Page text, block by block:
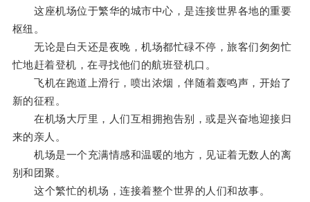
这座机场位于繁华的城市中心，是连接世界各地的重要
枢纽。
无论是白天还是夜晚，机场都忙碌不停，旅客们匆匆忙
忙地赶着登机，在寻找他们的航班登机口。
飞机在跑道上滑行，喷出浓烟，伴随着轰鸣声，开始了
新的征程。
在机场大厅里，人们互相拥抱告别，或是兴奋地迎接归
来的亲人。
机场是一个充满情感和温暖的地方，见证着无数人的离
别和团聚。
这个繁忙的机场，连接着整个世界的人们和故事。